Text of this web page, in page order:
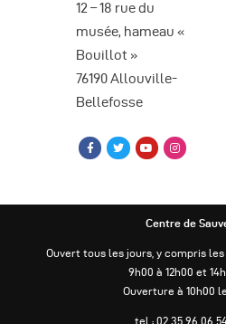
12 – 18 rue du
musée, hameau «
Bouillot »
76190 Allouville-
Bellefosse
Centre de
Ouvert tous les jours, y compris
9h00 à 12h00 et
Ouverture à 10h00
tel : 02 35 96 06